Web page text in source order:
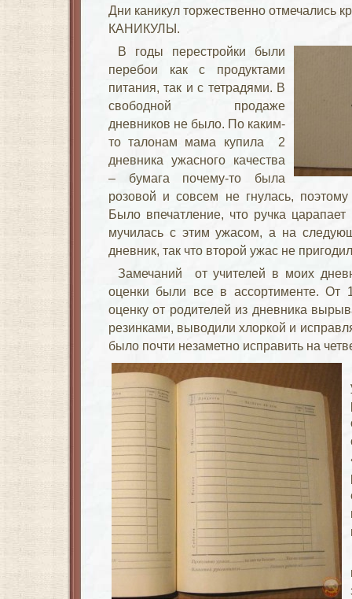
Дни каникул торжественно отмечались
КАНИКУЛЫ.
В годы перестройки были
перебои как с продуктами
питания, так и с тетрадями. В
свободной продаже
дневников не было. По каким-
то талонам мама купила 2
дневника ужасного качества
– бумага почему-то была
розовой и совсем не гнулась,
Было впечатление, что ручка
мучилась с этим ужасом, а на
дневник, так что второй ужас не
Замечаний от учителей в моих
оценки были все в ассортименте.
оценку от родителей из дневника
резинками, выводили хлоркой и
было почти незаметно исправить на